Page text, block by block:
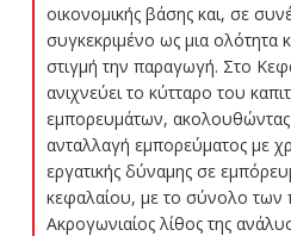
οικονομικής βάσης και, σε
συγκεκριμένο ως μια ολότητα
στιγμή την παραγωγή. Στο
ανιχνεύει το κύτταρο του
εμπορευμάτων,
ανταλλαγή εμπορεύματος με
εργατικής δύναμης σε
κεφαλαίου, με το σύνολο των
Ακρογωνιαίος λίθος της